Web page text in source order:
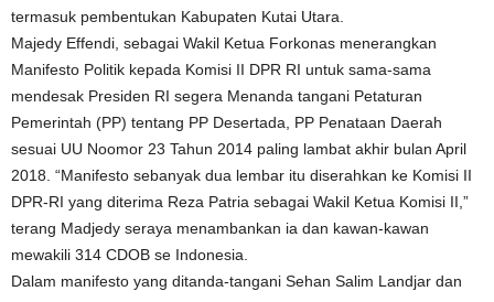
termasuk pembentukan Kabupaten Kutai Utara.
Majedy Effendi, sebagai Wakil Ketua Forkonas menerangkan
Manifesto Politik kepada Komisi II DPR RI untuk sama-sama
mendesak Presiden RI segera Menanda tangani Petaturan
Pemerintah (PP) tentang PP Desertada, PP Penataan Daerah
sesuai UU Noomor 23 Tahun 2014 paling lambat akhir bulan April
2018. “Manifesto sebanyak dua lembar itu diserahkan ke Komisi II
DPR-RI yang diterima Reza Patria sebagai Wakil Ketua Komisi II,”
terang Madjedy seraya menambankan ia dan kawan-kawan
mewakili 314 CDOB se Indonesia.
Dalam manifesto yang ditanda-tangani Sehan Salim Landjar dan